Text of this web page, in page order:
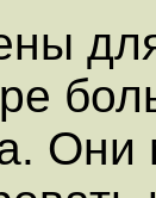
Они